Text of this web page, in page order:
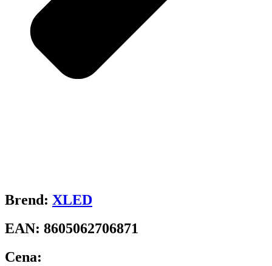
Brend: XLED
EAN: 8605062706871
Cena: